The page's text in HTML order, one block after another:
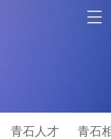
青石人才 青石